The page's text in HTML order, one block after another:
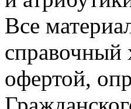
Все
справочный
офертой,